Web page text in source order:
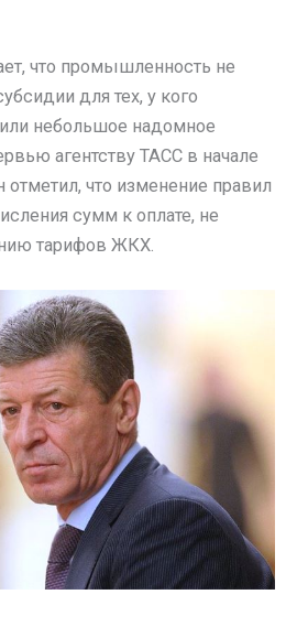
что промышленность не
для тех, у кого
небольшое надомное
агентству ТАСС в начале
отметил, что изменение правил
сумм к оплате, не
тарифов ЖКХ.